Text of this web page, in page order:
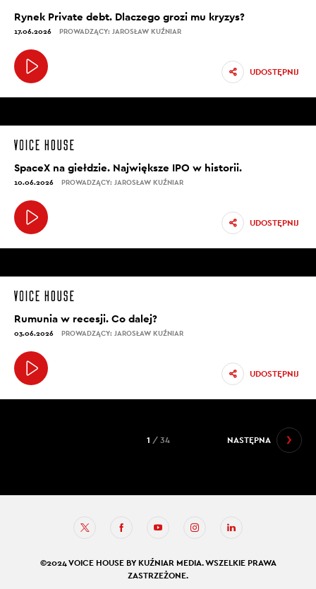
Rynek Private debt. Dlaczego grozi mu kryzys?
17.06.2026 PROWADZĄCY: JAROSŁAW KUŹNIAR
UDOSTĘPNIJ
SpaceX na giełdzie. Największe IPO w historii.
10.06.2026 PROWADZĄCY: JAROSŁAW KUŹNIAR
UDOSTĘPNIJ
Rumunia w recesji. Co dalej?
03.06.2026 PROWADZĄCY: JAROSŁAW KUŹNIAR
UDOSTĘPNIJ
NASTĘPNA
1 / 34
©2024 VOICE HOUSE BY KUŹNIAR MEDIA. WSZELKIE PRAWA
ZASTRZEŻONE.